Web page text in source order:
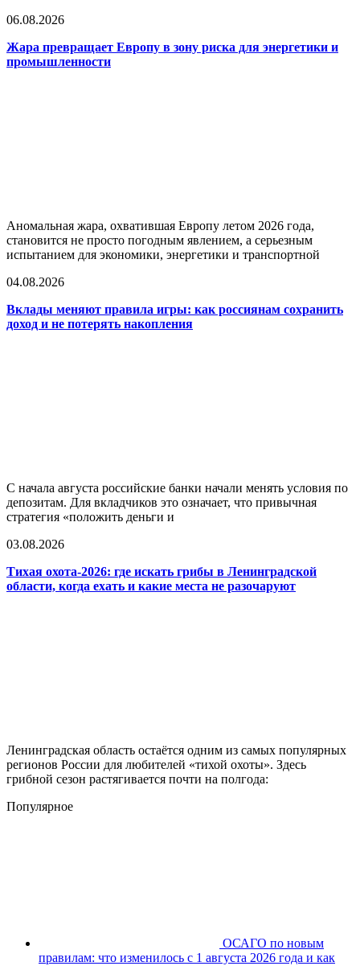
06.08.2026
Жара превращает Европу в зону риска для энергетики и
промышленности
Аномальная жара, охватившая Европу летом 2026 года,
становится не просто погодным явлением, а серьезным
испытанием для экономики, энергетики и транспортной
04.08.2026
Вклады меняют правила игры: как россиянам сохранить
доход и не потерять накопления
С начала августа российские банки начали менять условия по
депозитам. Для вкладчиков это означает, что привычная
стратегия «положить деньги и
03.08.2026
Тихая охота-2026: где искать грибы в Ленинградской
области, когда ехать и какие места не разочаруют
Ленинградская область остаётся одним из самых популярных
регионов России для любителей «тихой охоты». Здесь
грибной сезон растягивается почти на полгода:
Популярное
ОСАГО по новым
правилам: что изменилось с 1 августа 2026 года и как